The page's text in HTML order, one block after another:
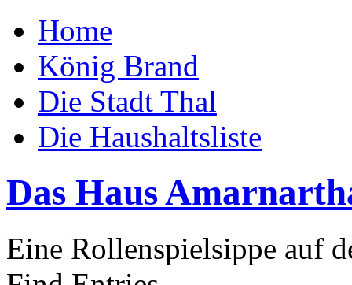
Home
König Brand
Die Stadt Thal
Die Haushaltsliste
Das Haus
Eine Rollenspielsippe auf